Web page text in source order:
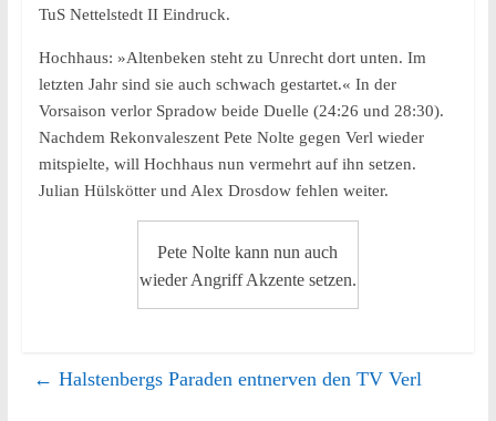
TuS Nettelstedt II Eindruck.
Hochhaus: »Altenbeken steht zu Unrecht dort unten. Im
letzten Jahr sind sie auch schwach gestartet.« In der
Vorsaison verlor Spradow beide Duelle (24:26 und 28:30).
Nachdem Rekonvaleszent Pete Nolte gegen Verl wieder
mitspielte, will Hochhaus nun vermehrt auf ihn setzen.
Julian Hülskötter und Alex Drosdow fehlen weiter.
Pete Nolte kann nun auch
wieder Angriff Akzente setzen.
← Halstenbergs Paraden entnerven den TV Verl